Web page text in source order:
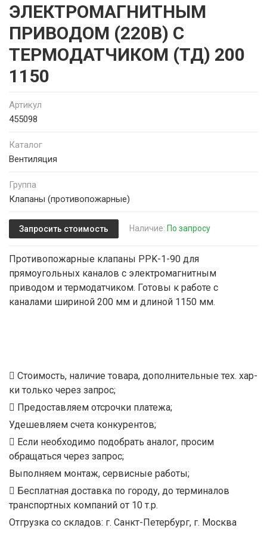
ЭЛЕКТРОМАГНИТНЫМ
ПРИВОДОМ (220В) С
ТЕРМОДАТЧИКОМ (ТД) 200
1150
Артикул
455098
Каталог
Вентиляция
Группа
Клапаны (противопожарные)
Запросить стоимость Наличие: По запросу
Противопожарные клапаны PPK-1-90 для
прямоугольных каналов с электромагнитным
приводом и термодатчиком. Готовы к работе с
каналами шириной 200 мм и длиной 1150 мм.
Стоимость, наличие товара, дополнительные тех. хар-
ки только через запрос;
Предоставляем отсрочки платежа;
Удешевляем счета конкурентов;
Если необходимо подобрать аналог, просим
обращаться через запрос;
Выполняем монтаж, сервисные работы;
Бесплатная доставка по городу, до терминалов
транспортных компаний от 10 т.р.
Отгрузка со складов: г. Санкт-Петербург, г. Москва